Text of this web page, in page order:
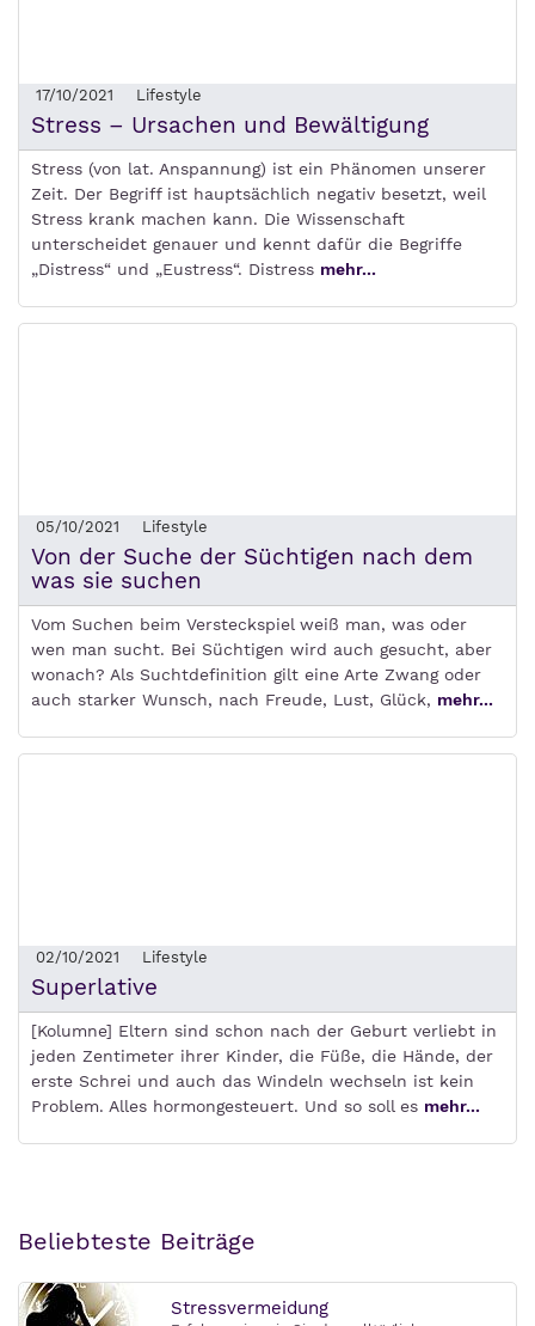
17/10/2021 Lifestyle
Stress – Ursachen und Bewältigung
Stress (von lat. Anspannung) ist ein Phänomen unserer
Zeit. Der Begriff ist hauptsächlich negativ besetzt, weil
Stress krank machen kann. Die Wissenschaft
unterscheidet genauer und kennt dafür die Begriffe
„Distress“ und „Eustress“. Distress mehr...
05/10/2021 Lifestyle
Von der Suche der Süchtigen nach dem
was sie suchen
Vom Suchen beim Versteckspiel weiß man, was oder
wen man sucht. Bei Süchtigen wird auch gesucht, aber
wonach? Als Suchtdefinition gilt eine Arte Zwang oder
auch starker Wunsch, nach Freude, Lust, Glück, mehr...
02/10/2021 Lifestyle
Superlative
[Kolumne] Eltern sind schon nach der Geburt verliebt in
jeden Zentimeter ihrer Kinder, die Füße, die Hände, der
erste Schrei und auch das Windeln wechseln ist kein
Problem. Alles hormongesteuert. Und so soll es mehr...
Beliebteste Beiträge
Stressvermeidung